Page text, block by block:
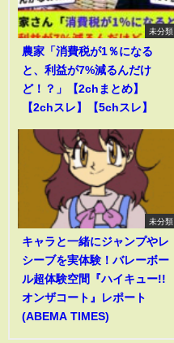
未分類
農家「消費税が1％になる
と、利益が7%減るんだけ
ど！？」【2chまとめ】
【2chスレ】【5chスレ】
未分類
キャラと一緒にジャンプやレ
シーブを実体験！バレーボー
ル超体験空間『ハイキュー!!
オンザコート』レポート
(ABEMA TIMES)